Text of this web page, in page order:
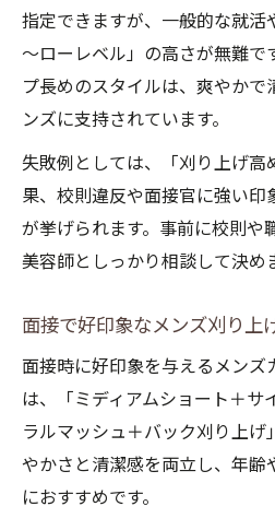
指定できますが、一般的な就活
～ローレベル」の高さが無難で
プ長めのスタイルは、爽やかで
ンズに支持されています。
失敗例としては、「刈り上げ高
果、校則違反や面接官に強い印
が挙げられます。事前に校則や
美容師としっかり相談して決め
面接で好印象なメンズ刈り上
面接時に好印象を与えるメンズ
は、「ミディアムショート＋サ
ラルマッシュ＋バック刈り上げ
やかさと清潔感を両立し、年齢
におすすめです。